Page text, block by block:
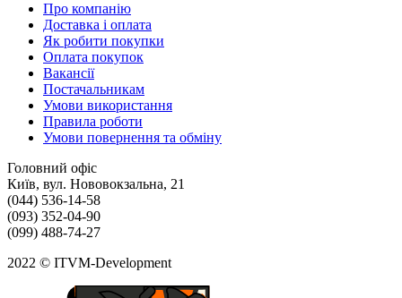
Про компанію
Доставка і оплата
Як робити покупки
Оплата покупок
Вакансії
Постачальникам
Умови використання
Правила роботи
Умови повернення та обміну
Головний офіс
Київ, вул. Нововокзальна, 21
(044) 536-14-58
(093) 352-04-90
(099) 488-74-27
2022 © ITVM-Development